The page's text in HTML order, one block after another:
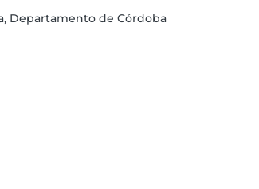
Departamento de Córdoba